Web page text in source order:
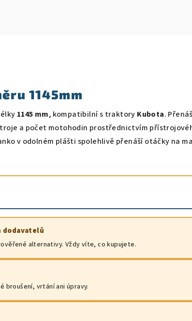
1145mm
1145 mm, kompatibilní s traktory Kubota.
a počet motohodin prostřednictvím
v odolném plášti spolehlivě přenáší otáčky na
dodavatelů
alternativy. Vždy víte, co kupujete.
broušení, vrtání ani úpravy.